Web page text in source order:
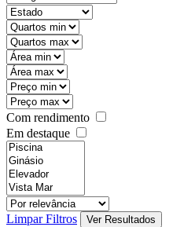
Com rendimento
Em destaque
Limpar Filtros Ver Resultados